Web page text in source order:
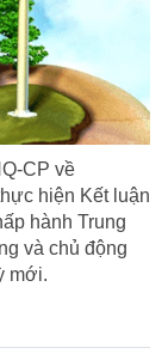
CP về
hiện Kết luận
hành Trung
và chủ động
mới.